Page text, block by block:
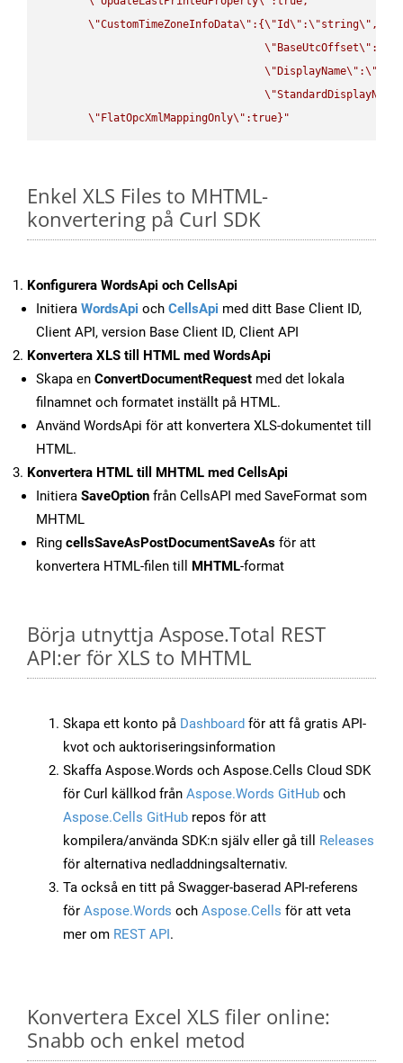
\"CustomTimeZoneInfoData\" :{\"Id\" :\"string\" ,
\" BaseUtcOffset\" :
\" DisplayName\" :\"
\"StandardDisplayName
\" FlatOpcXmlMappingOnly\" :true}"
Enkel XLS Files to MHTML-
konvertering på Curl SDK
Konfigurera WordsApi och CellsApi
Initiera WordsApi och CellsApi med ditt Base Client ID,
Client API, version Base Client ID, Client API
Konvertera XLS till HTML med WordsApi
Skapa en ConvertDocumentRequest med det lokala
filnamnet och formatet inställt på HTML.
Använd WordsApi för att konvertera XLS-dokumentet till
HTML.
Konvertera HTML till MHTML med CellsApi
Initiera SaveOption från CellsAPI med SaveFormat som
MHTML
Ring cellsSaveAsPostDocumentSaveAs för att
konvertera HTML-filen till MHTML-format
Börja utnyttja Aspose.Total REST
API:er för XLS to MHTML
Skapa ett konto på Dashboard för att få gratis API-
kvot och auktoriseringsinformation
Skaffa Aspose.Words och Aspose.Cells Cloud SDK
för Curl källkod från Aspose.Words GitHub och
Aspose.Cells GitHub repos för att
kompilera/använda SDK:n själv eller gå till Releases
för alternativa nedladdningsalternativ.
Ta också en titt på Swagger-baserad API-referens
för Aspose.Words och Aspose.Cells för att veta
mer om REST API.
Konvertera Excel XLS filer online:
Snabb och enkel metod